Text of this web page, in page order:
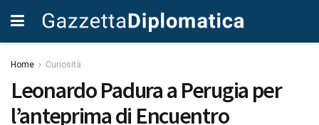
Home Curiosità
Leonardo Padura a Perugia per
l’anteprima di Encuentro